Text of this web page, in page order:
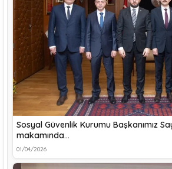
Sosyal Güvenlik Kurumu Başkanımız
makamında…
01/04/2026